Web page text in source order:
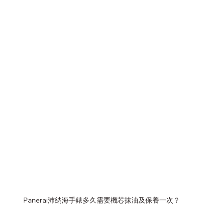
Panerai沛納海手錶多久需要機芯抹油及保養一次？